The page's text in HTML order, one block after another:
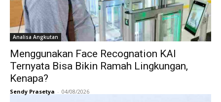
Analisa Angkutan
Menggunakan Face Recognation KAI
Ternyata Bisa Bikin Ramah Lingkungan,
Kenapa?
Sendy Prasetya - 04/08/2026